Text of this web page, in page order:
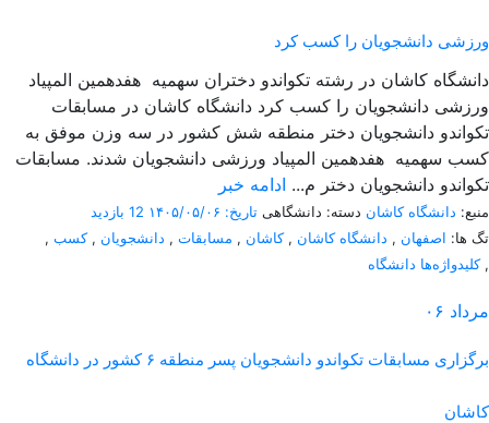
ورزشی دانشجویان را کسب کرد
دانشگاه کاشان در رشته تکواندو دختران سهمیه هفدهمین المپیاد
ورزشی دانشجویان را کسب کرد دانشگاه کاشان در مسابقات
تکواندو دانشجویان دختر منطقه شش کشور در سه وزن موفق به
کسب سهمیه هفدهمین المپیاد ورزشی دانشجویان شدند. مسابقات
تکواندو دانشجویان دختر م... ادامه خبر
منبع: دانشگاه کاشان دسته: دانشگاهی تاریخ: ۱۴۰۵/۰۵/۰۶
12 بازدید
تگ ها: اصفهان , دانشگاه کاشان ,کاشان , مسابقات , دانشجویان ,کسب ,
کلیدواژه‌ها دانشگاه,
۰۶ مرداد
برگزاری مسابقات تکواندو دانشجویان پسر منطقه ۶ کشور در دانشگاه
کاشان